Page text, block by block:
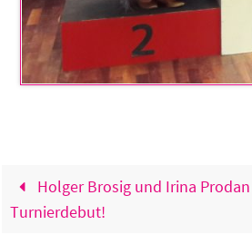
Holger Brosig und Irina
Turnierdebut!